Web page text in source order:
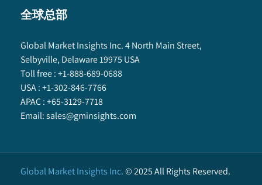
全球总部
Global Market Insights Inc. 4 North Main Street,
Selbyville, Delaware 19975 USA
Toll free :+1-888-689-0688
USA :+1-302-846-7766
APAC :+65-3129-7718
Email:sales@gminsights.com
Global Market Insights Inc.©2025All Rights Reserved.